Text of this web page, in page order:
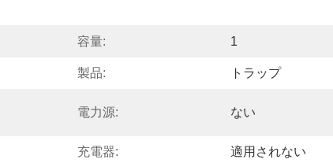
容量: 1
製品: トラップ
電力源: ない
充電器: 適用されない